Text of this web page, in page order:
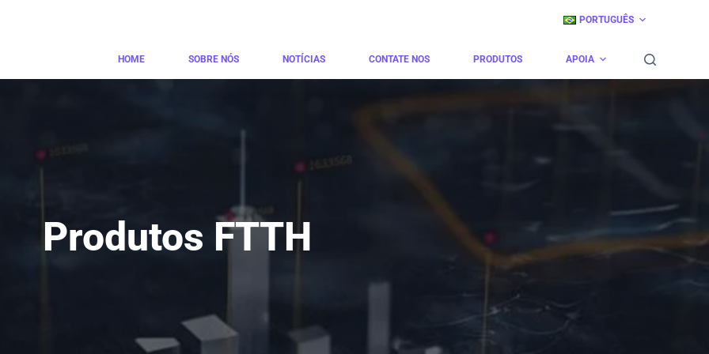
PORTUGUÊS
HOME SOBRE NÓS NOTÍCIAS CONTATE NOS PRODUTOS APOIA
Produtos FTTH